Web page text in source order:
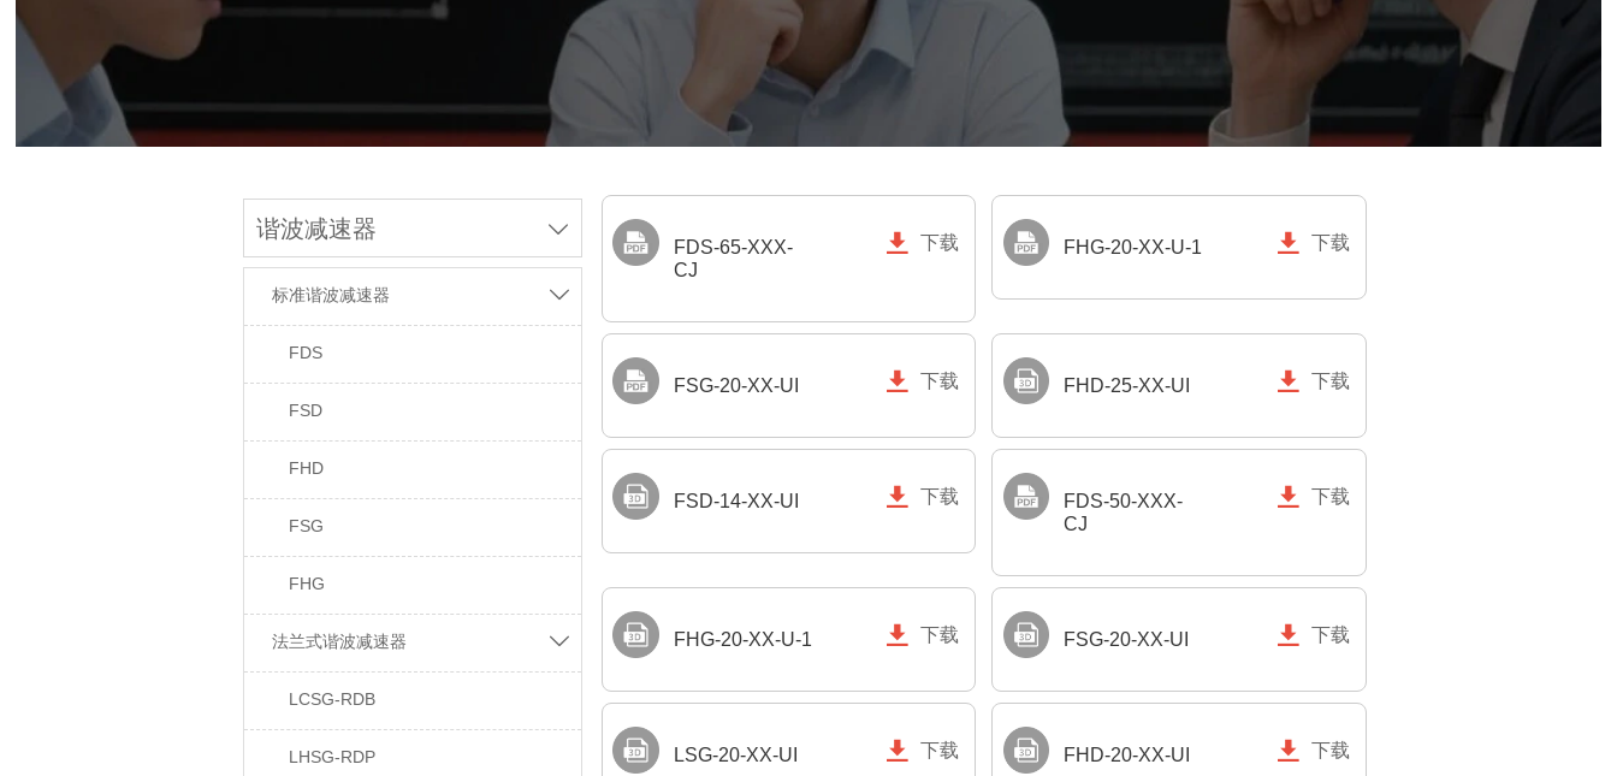
谐波减速器 
标准谐波减速器 
FDS
FSD
FHD
FSG
FHG
法兰式谐波减速器 
LCSG-RDB
LHSG-RDP
FDS-65-XXX-
CJ
 下载 FHG-20-XX-U-1  下载
FSG-20-XX-UI  下载 FHD-25-XX-UI  下载
FSD-14-XX-UI  下载
FDS-50-XXX-
CJ
 下载
FHG-20-XX-U-1  下载 FSG-20-XX-UI  下载
LSG-20-XX-UI  下载 FHD-20-XX-UI  下载